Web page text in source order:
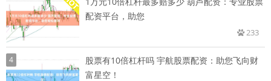
配资平台，助您
233
4
股票有10倍杠杆吗 宇航股票配资：助您飞向财
富星空！